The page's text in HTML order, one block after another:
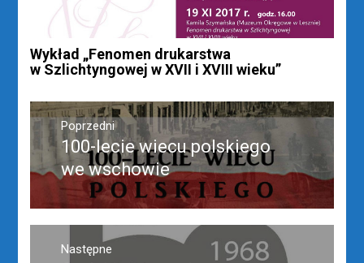
Wykład „Fenomen drukarstwa
w Szlichtyngowej w XVII i XVIII wieku”
Nawigacja
wpisuPoprzedni
Poprzedni
wpis:
100-lecie wiecu polskiego
we wschowie
Następne